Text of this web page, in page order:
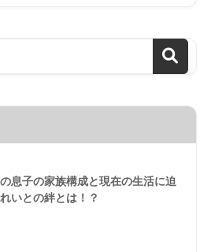
息子の家族構成と現在の生活に迫
いとの絆とは！？